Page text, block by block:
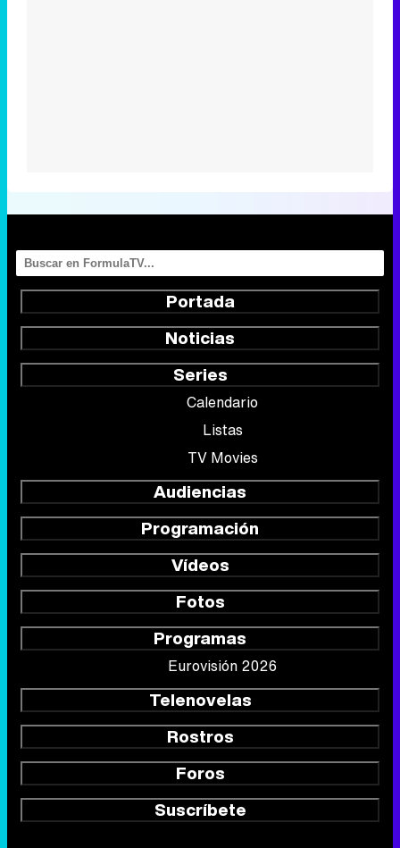
Portada
Noticias
Series
Calendario
Listas
TV Movies
Audiencias
Programación
Vídeos
Fotos
Programas
Eurovisión 2026
Telenovelas
Rostros
Foros
Suscríbete